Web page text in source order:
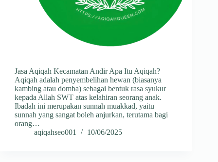
Jasa Aqiqah Kecamatan Andir Apa Itu Aqiqah?
Aqiqah adalah penyembelihan hewan (biasanya
kambing atau domba) sebagai bentuk rasa syukur
kepada Allah SWT atas kelahiran seorang anak.
Ibadah ini merupakan sunnah muakkad, yaitu
sunnah yang sangat boleh anjurkan, terutama bagi
orang…
aqiqahseo001
10/06/2025